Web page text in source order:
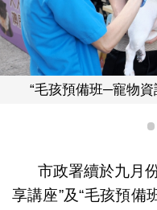
預備班─寵物資訊站”設
1
市政署續於九月
享講座”及“毛孩預備